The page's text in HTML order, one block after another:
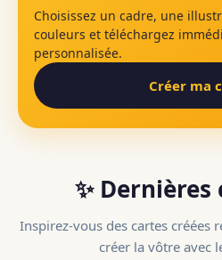
Choisissez un cadre, une
couleurs et téléchargez
personnalisée.
Créer ma
✨
Inspirez-vous des cartes
créer la vôtre avec